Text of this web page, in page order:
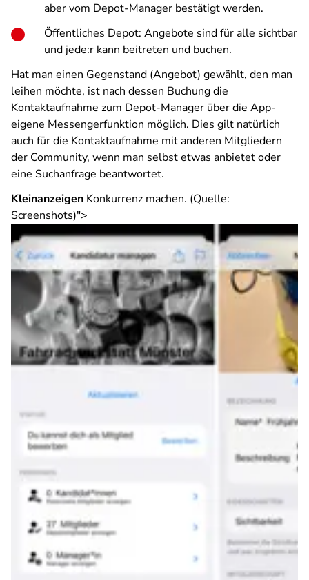
aber vom Depot-Manager bestätigt werden.
Öffentliches Depot: Angebote sind für alle sichtbar
und jede:r kann beitreten und buchen.
Hat man einen Gegenstand (Angebot) gewählt, den man
leihen möchte, ist nach dessen Buchung die
Kontaktaufnahme zum Depot-Manager über die App-
eigene Messengerfunktion möglich. Dies gilt natürlich
auch für die Kontaktaufnahme mit anderen Mitgliedern
der Community, wenn man selbst etwas anbietet oder
eine Suchanfrage beantwortet.
Kleinanzeigen Konkurrenz machen. (Quelle:
Screenshots)">